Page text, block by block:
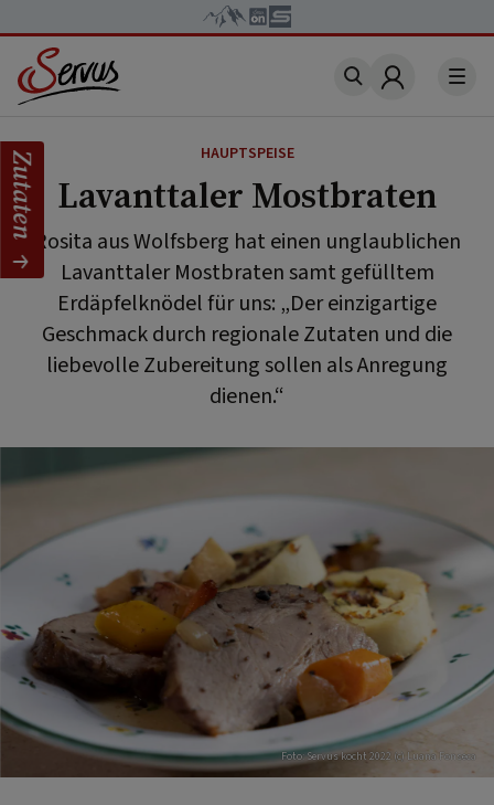
Account
HAUPTSPEISE
Lavanttaler Mostbraten
Rosita aus Wolfsberg hat einen unglaublichen
Lavanttaler Mostbraten samt gefülltem
Erdäpfelknödel für uns: „Der einzigartige
Geschmack durch regionale Zutaten und die
liebevolle Zubereitung sollen als Anregung
dienen.“
Foto: Servus kocht 2022 (c) Luana Fonseca
Zutaten